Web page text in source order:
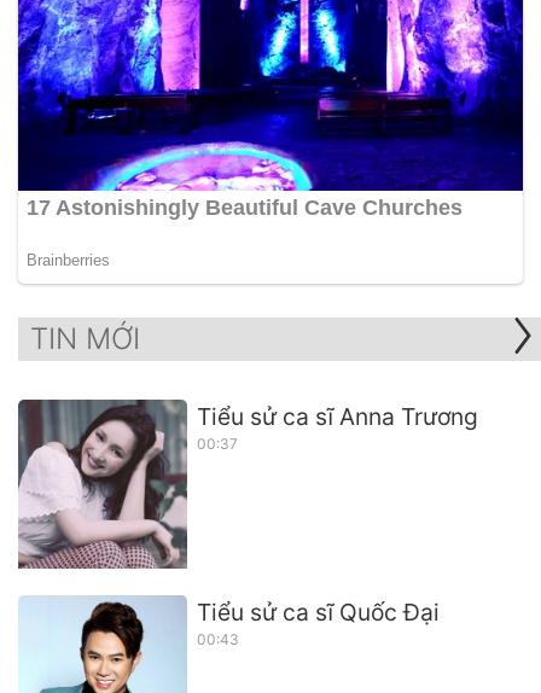
TIN MỚI
Tiểu sử ca sĩ Anna Trương
00:37
Tiểu sử ca sĩ Quốc Đại
00:43